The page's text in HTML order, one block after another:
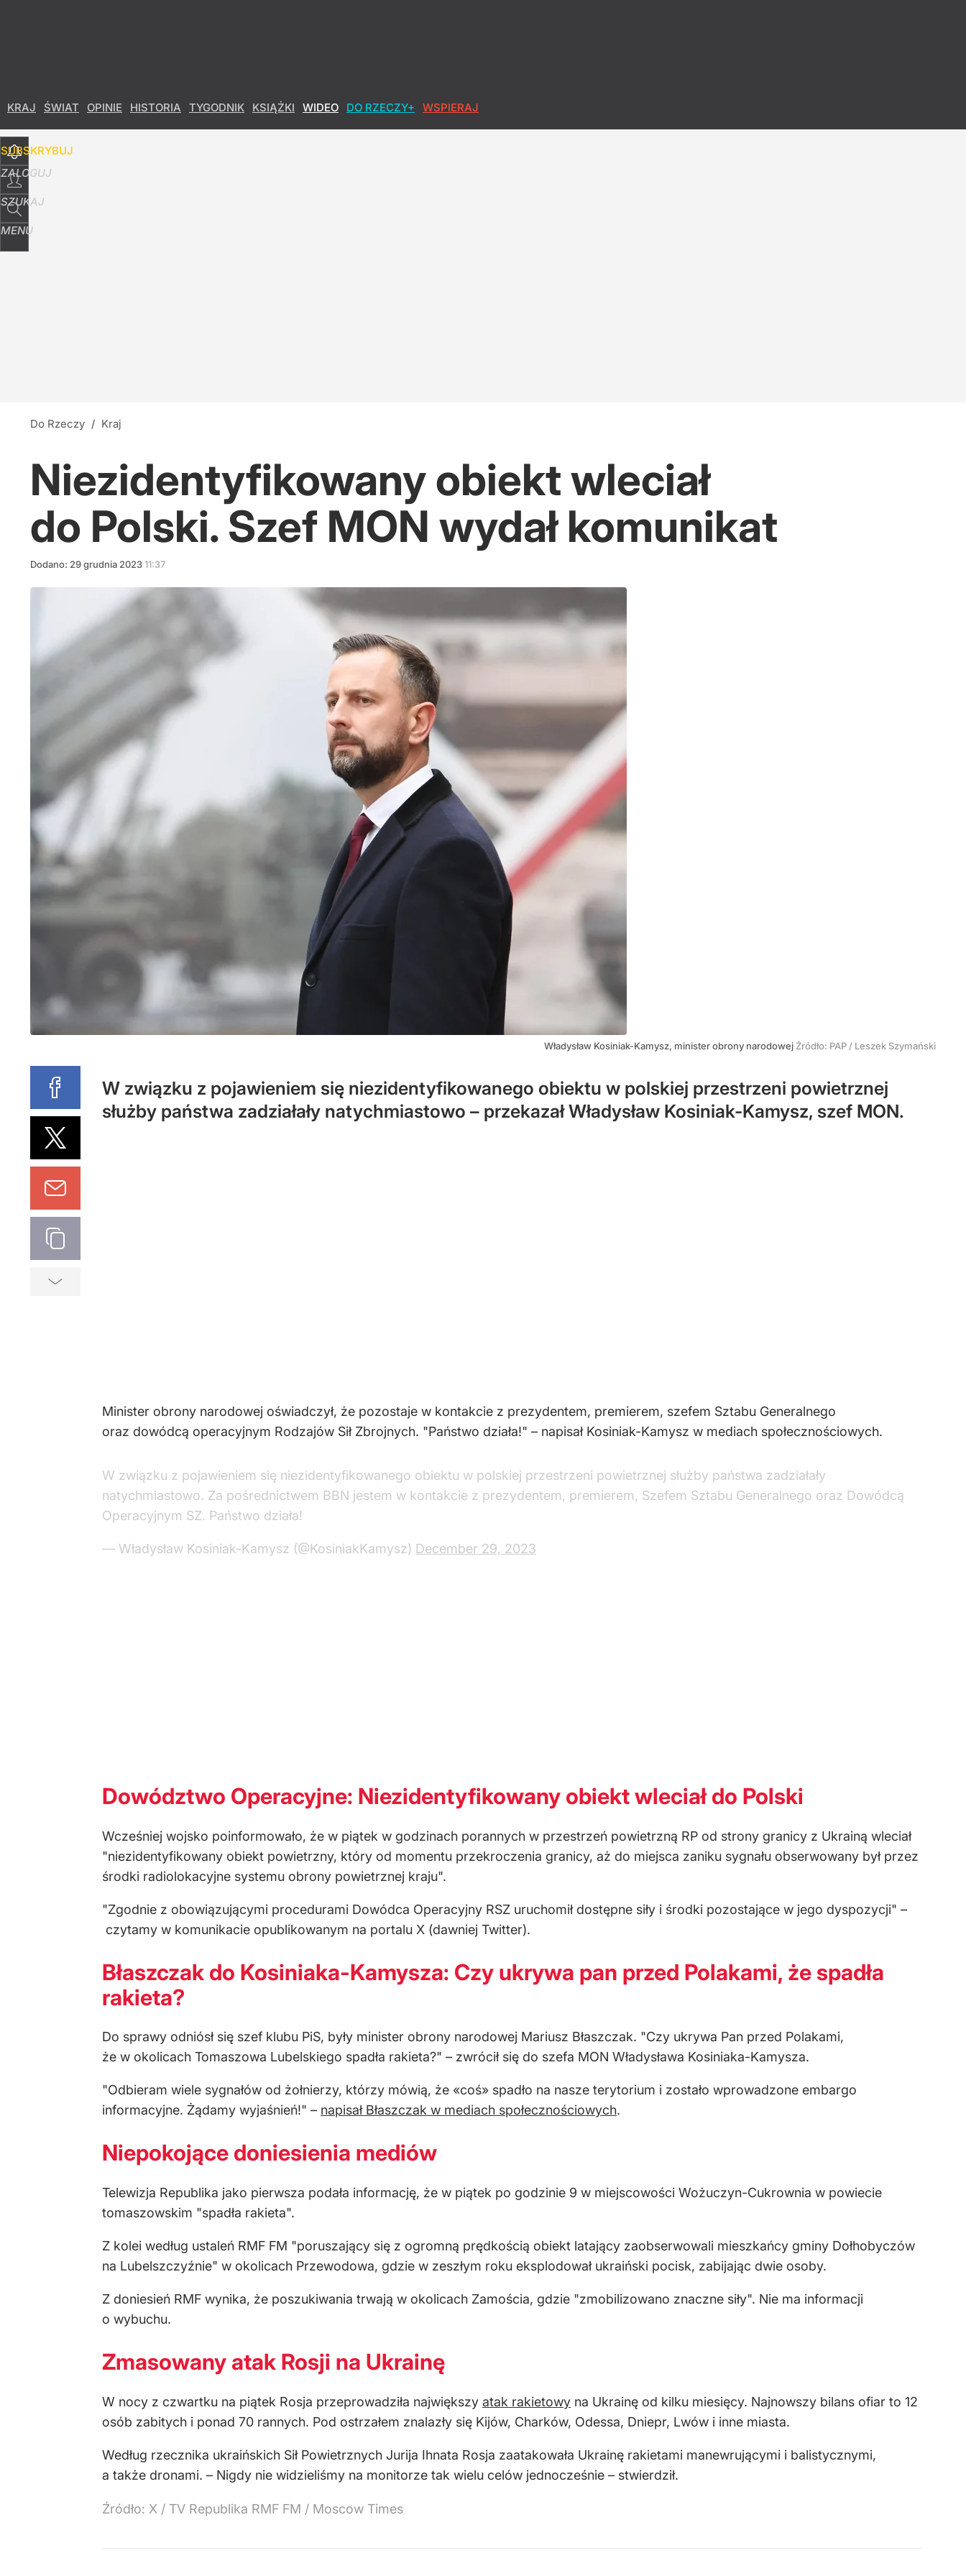
KRAJ ŚWIAT OPINIE HISTORIA TYGODNIK KSIĄŻKI WIDEO DO RZECZY+ WSPIERAJ
SUBSKRYBUJ
ZALOGUJ
SZUKAJ
MENU
Do Rzeczy / Kraj
Niezidentyfikowany obiekt wleciał
do Polski. Szef MON wydał komunikat
Dodano: 29grudnia 202311:37
Władysław Kosiniak-Kamysz, minister obrony narodowej Źródło: PAP / Leszek Szymański
W związku z pojawieniem się niezidentyfikowanego obiektu w polskiej przestrzeni powietrznej
służby państwa zadziałały natychmiastowo – przekazał Władysław Kosiniak-Kamysz, szef MON.
Minister obrony narodowej oświadczył, że pozostaje w kontakcie z prezydentem, premierem, szefem Sztabu Generalnego
oraz dowódcą operacyjnym Rodzajów Sił Zbrojnych. "Państwo działa!" – napisał Kosiniak-Kamysz w mediach społecznościowych.
W związku z pojawieniem się niezidentyfikowanego obiektu w polskiej przestrzeni powietrznej służby państwa zadziałały
natychmiastowo. Za pośrednictwem BBN jestem w kontakcie z prezydentem, premierem, Szefem Sztabu Generalnego oraz Dowódcą
Operacyjnym SZ. Państwo działa!
— Władysław Kosiniak-Kamysz (@KosiniakKamysz) December 29, 2023
Dowództwo Operacyjne: Niezidentyfikowany obiekt wleciał do Polski
Wcześniej wojsko poinformowało, że w piątek w godzinach porannych w przestrzeń powietrzną RP od strony granicy z Ukrainą wleciał
"niezidentyfikowany obiekt powietrzny, który od momentu przekroczenia granicy, aż do miejsca zaniku sygnału obserwowany był przez
środki radiolokacyjne systemu obrony powietrznej kraju".
"Zgodnie z obowiązującymi procedurami Dowódca Operacyjny RSZ uruchomił dostępne siły i środki pozostające w jego dyspozycji" –
czytamy w komunikacie opublikowanym na portalu X (dawniej Twitter).
Błaszczak do Kosiniaka-Kamysza: Czy ukrywa pan przed Polakami, że spadła
rakieta?
Do sprawy odniósł się szef klubu PiS, były minister obrony narodowej Mariusz Błaszczak. "Czy ukrywa Pan przed Polakami,
że w okolicach Tomaszowa Lubelskiego spadła rakieta?" – zwrócił się do szefa MON Władysława Kosiniaka-Kamysza.
"Odbieram wiele sygnałów od żołnierzy, którzy mówią, że «coś» spadło na nasze terytorium i zostało wprowadzone embargo
informacyjne. Żądamy wyjaśnień!" – napisał Błaszczak w mediach społecznościowych.
Niepokojące doniesienia mediów
Telewizja Republika jako pierwsza podała informację, że w piątek po godzinie 9 w miejscowości Wożuczyn-Cukrownia w powiecie
tomaszowskim "spadła rakieta".
Z kolei według ustaleń RMF FM "poruszający się z ogromną prędkością obiekt latający zaobserwowali mieszkańcy gminy Dołhobyczów
na Lubelszczyźnie" w okolicach Przewodowa, gdzie w zeszłym roku eksplodował ukraiński pocisk, zabijając dwie osoby.
Z doniesień RMF wynika, że poszukiwania trwają w okolicach Zamościa, gdzie "zmobilizowano znaczne siły". Nie ma informacji
o wybuchu.
Zmasowany atak Rosji na Ukrainę
W nocy z czwartku na piątek Rosja przeprowadziła największy atak rakietowy na Ukrainę od kilku miesięcy. Najnowszy bilans ofiar to 12
osób zabitych i ponad 70 rannych. Pod ostrzałem znalazły się Kijów, Charków, Odessa, Dniepr, Lwów i inne miasta.
Według rzecznika ukraińskich Sił Powietrznych Jurija Ihnata Rosja zaatakowała Ukrainę rakietami manewrującymi i balistycznymi,
a także dronami. – Nigdy nie widzieliśmy na monitorze tak wielu celów jednocześnie – stwierdził.
Źródło: X / TV Republika RMF FM / Moscow Times